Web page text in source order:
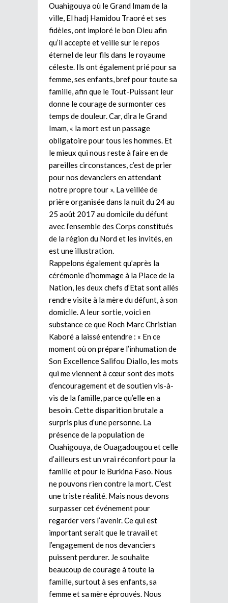
Ouahigouya où le Grand Imam de la
ville, El hadj Hamidou Traoré et ses
fidèles, ont imploré le bon Dieu afin
qu’il accepte et veille sur le repos
éternel de leur fils dans le royaume
céleste. Ils ont également prié pour sa
femme, ses enfants, bref pour toute sa
famille, afin que le Tout-Puissant leur
donne le courage de surmonter ces
temps de douleur. Car, dira le Grand
Imam, « la mort est un passage
obligatoire pour tous les hommes. Et
le mieux qui nous reste à faire en de
pareilles circonstances, c’est de prier
pour nos devanciers en attendant
notre propre tour ». La veillée de
prière organisée dans la nuit du 24 au
25 août 2017 au domicile du défunt
avec l’ensemble des Corps constitués
de la région du Nord et les invités, en
est une illustration.
Rappelons également qu’après la
cérémonie d’hommage à la Place de la
Nation, les deux chefs d’Etat sont allés
rendre visite à la mère du défunt, à son
domicile. A leur sortie, voici en
substance ce que Roch Marc Christian
Kaboré a laissé entendre : « En ce
moment où on prépare l’inhumation de
Son Excellence Salifou Diallo, les mots
qui me viennent à cœur sont des mots
d’encouragement et de soutien vis-à-
vis de la famille, parce qu’elle en a
besoin. Cette disparition brutale a
surpris plus d’une personne. La
présence de la population de
Ouahigouya, de Ouagadougou et celle
d’ailleurs est un vrai réconfort pour la
famille et pour le Burkina Faso. Nous
ne pouvons rien contre la mort. C’est
une triste réalité. Mais nous devons
surpasser cet événement pour
regarder vers l’avenir. Ce qui est
important serait que le travail et
l’engagement de nos devanciers
puissent perdurer. Je souhaite
beaucoup de courage à toute la
famille, surtout à ses enfants, sa
femme et sa mère éprouvés. Nous